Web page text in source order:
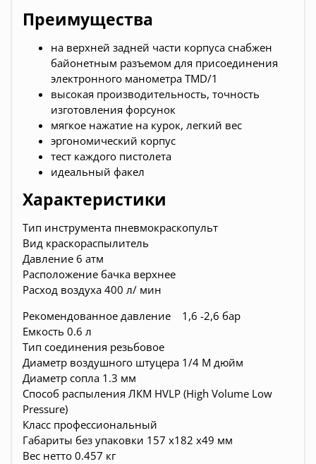
Преимущества
на верхней задней части корпуса снабжен
байонетным разъемом для присоединения
электронного манометра TMD/1
высокая производительность, точность
изготовления форсунок
мягкое нажатие на курок, легкий вес
эргономический корпус
тест каждого пистолета
идеальный факел
Характеристики
Тип инструмента пневмокраскопульт
Вид краскораспылитель
Давление 6 атм
Расположение бачка верхнее
Расход воздуха 400 л/ мин
Рекомендованное давление 1,6 -2,6 бар
Емкость 0.6 л
Тип соединения резьбовое
Диаметр воздушного штуцера 1/4 М дюйм
Диаметр сопла 1.3 мм
Способ распыления ЛКМ HVLP (High Volume Low
Pressure)
Класс профессиональный
Габариты без упаковки 157 х182 х49 мм
Вес нетто 0.457 кг